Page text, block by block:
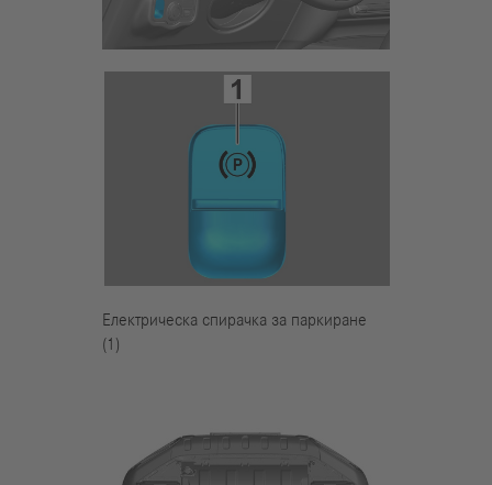
Електрическа спирачка за паркиране
(1)